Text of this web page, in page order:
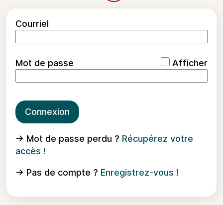
Courriel
Mot de passe Afficher
Connexion
→ Mot de passe perdu ? Récupérez votre
accès !
→ Pas de compte ? Enregistrez-vous !